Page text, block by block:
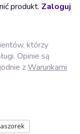
produkt. Zaloguj
którzy
Opinie są
zWarunkami